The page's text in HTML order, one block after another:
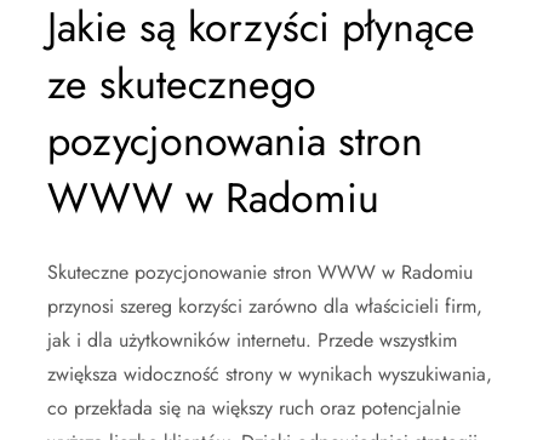
Jakie są korzyści płynące
ze skutecznego
pozycjonowania stron
WWW w Radomiu
Skuteczne pozycjonowanie stron WWW w Radomiu
przynosi szereg korzyści zarówno dla właścicieli firm,
jak i dla użytkowników internetu. Przede wszystkim
zwiększa widoczność strony w wynikach wyszukiwania,
co przekłada się na większy ruch oraz potencjalnie